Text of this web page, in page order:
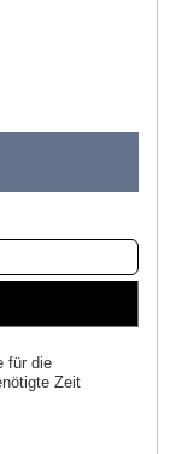
für die
Zeit